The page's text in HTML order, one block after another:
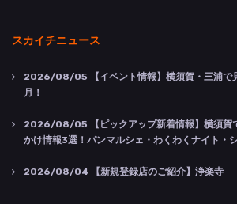
スカイチニュース
2026/08/05 【イベント情報】横須賀・三浦
月！
2026/08/05 【ピックアップ新着情報】横須
かけ情報3選！パンマルシェ・わくわくナイト・
2026/08/04 【新規登録店のご紹介】浄楽寺